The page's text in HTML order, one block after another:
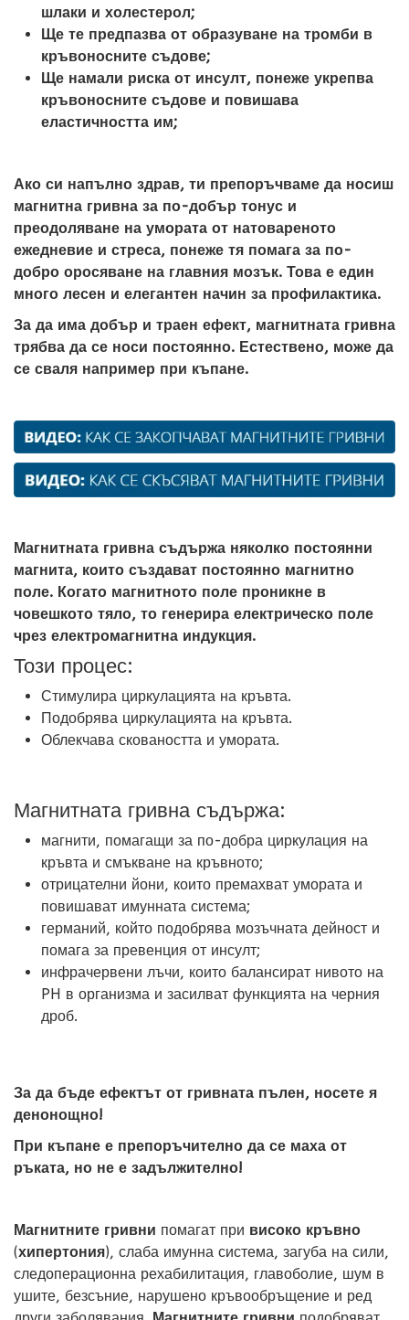
шлаки и холестерол;
Ще те предпазва от образуване на тромби в
кръвоносните съдове;
Ще намали риска от инсулт, понеже укрепва
кръвоносните съдове и повишава
еластичността им;
Ако си напълно здрав, ти препоръчваме да носиш
магнитна гривна за по-добър тонус и
преодоляване на умората от натовареното
ежедневие и стреса, понеже тя помага за по-
добро оросяване на главния мозък. Това е един
много лесен и елегантен начин за профилактика.
За да има добър и траен ефект, магнитната гривна
трябва да се носи постоянно. Естествено, може да
се сваля например при къпане.
Магнитната гривна съдържа няколко постоянни
магнита, които създават постоянно магнитно
поле. Когато магнитното поле проникне в
човешкото тяло, то генерира електрическо поле
чрез електромагнитна индукция.
Този процес:
Стимулира циркулацията на кръвта.
Подобрява циркулацията на кръвта.
Облекчава сковаността и умората.
Магнитната гривна съдържа:
магнити, помагащи за по-добра циркулация на
кръвта и смъкване на кръвното;
отрицателни йони, които премахват умората и
повишават имунната система;
германий, който подобрява мозъчната дейност и
помага за превенция от инсулт;
инфрачервени лъчи, които балансират нивото на
PH в организма и засилват функцията на черния
дроб.
За да бъде ефектът от гривната пълен, носете я
денонощно!
При къпане е препоръчително да се маха от
ръката, но не е задължително!
Магнитните гривни помагат при високо кръвно
(хипертония), слаба имунна система, загуба на сили,
следоперационна рехабилитация, главоболие, шум в
ушите, безсъние, нарушено кръвообръщение и ред